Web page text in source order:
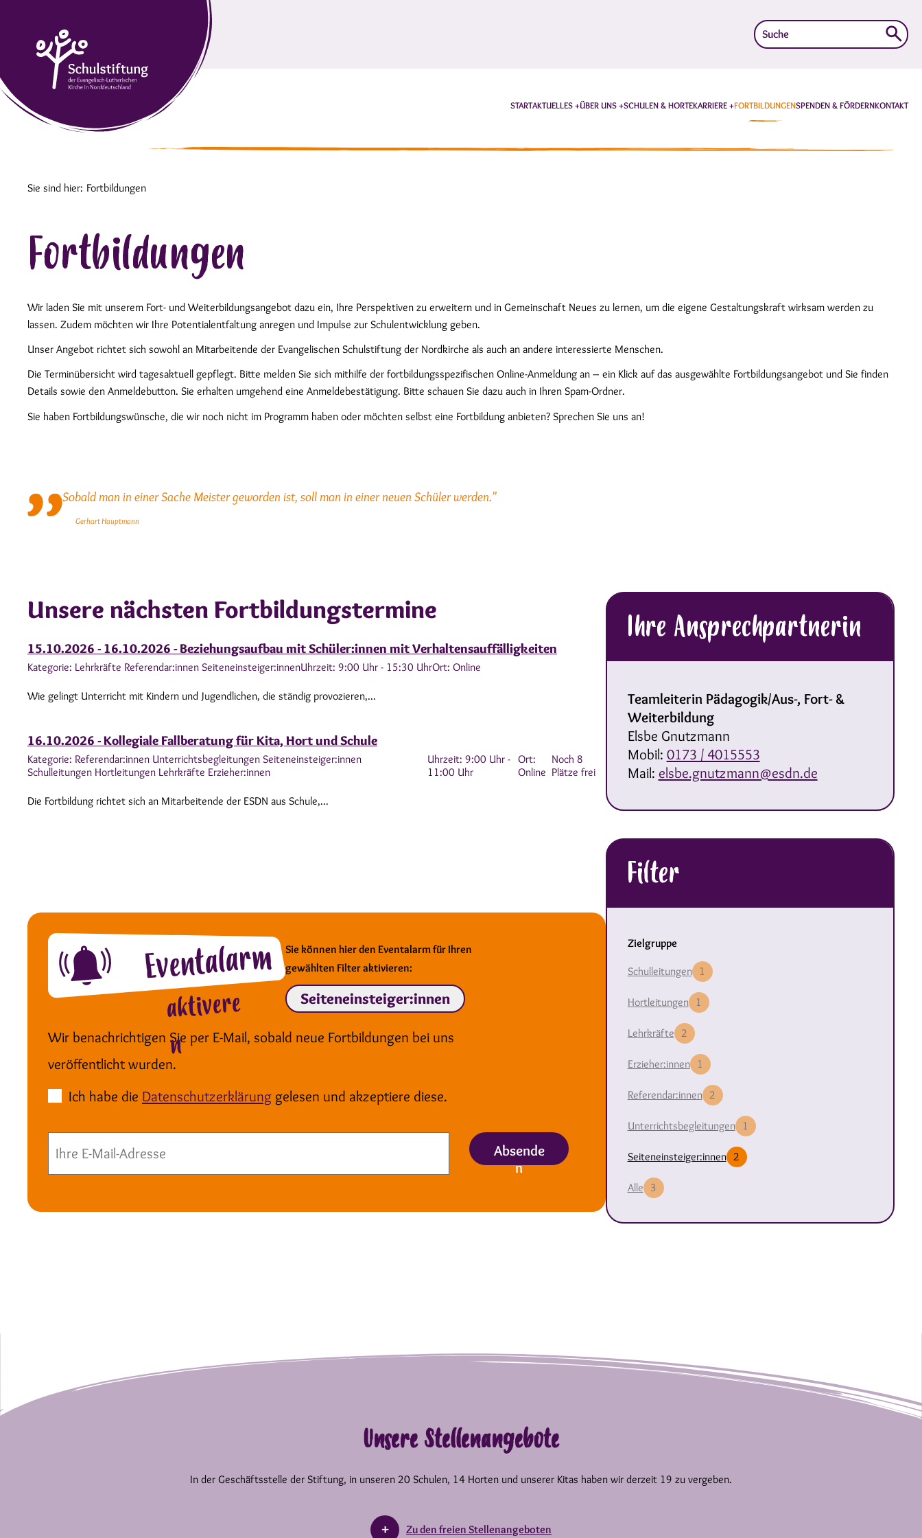
Suche
nach:
STARTAKTUELLES ÜBER UNS SCHULEN & HORTEKARRIERE FORTBILDUNGENSPENDEN & FÖRDERNKONTAKT
Sie sind hier: Fortbildungen
Fortbildungen
Wir laden Sie mit unserem Fort- und Weiterbildungsangebot dazu ein, Ihre Perspektiven zu erweitern und in Gemeinschaft Neues zu lernen, um die eigene Gestaltungskraft wirksam werden zu
lassen. Zudem möchten wir Ihre Potentialentfaltung anregen und Impulse zur Schulentwicklung geben.
Unser Angebot richtet sich sowohl an Mitarbeitende der Evangelischen Schulstiftung der Nordkirche als auch an andere interessierte Menschen.
Die Terminübersicht wird tagesaktuell gepflegt. Bitte melden Sie sich mithilfe der fortbildungsspezifischen Online-Anmeldung an – ein Klick auf das ausgewählte Fortbildungsangebot und Sie finden
Details sowie den Anmeldebutton. Sie erhalten umgehend eine Anmeldebestätigung. Bitte schauen Sie dazu auch in Ihren Spam-Ordner.
Sie haben Fortbildungswünsche, die wir noch nicht im Programm haben oder möchten selbst eine Fortbildung anbieten? Sprechen Sie uns an!
Sobald man in einer Sache Meister geworden ist, soll man in einer neuen Schüler werden."
Gerhart Hauptmann
Unsere nächsten Fortbildungstermine
15.10.2026 - 16.10.2026 - Beziehungsaufbau mit Schüler:innen mit Verhaltensauffälligkeiten
Kategorie: Lehrkräfte Referendar:innen Seiteneinsteiger:innenUhrzeit: 9:00 Uhr - 15:30 UhrOrt: Online
Wie gelingt Unterricht mit Kindern und Jugendlichen, die ständig provozieren,...
16.10.2026 - Kollegiale Fallberatung für Kita, Hort und Schule
Kategorie: Referendar:innen Unterrichtsbegleitungen Seiteneinsteiger:innen
Schulleitungen Hortleitungen Lehrkräfte Erzieher:innen
Uhrzeit: 9:00 Uhr -
11:00 Uhr
Ort:
Online
Noch 8
Plätze frei
Die Fortbildung richtet sich an Mitarbeitende der ESDN aus Schule,...
Eventalarm
aktivere
n
Sie können hier den Eventalarm für Ihren
gewählten Filter aktivieren:
Seiteneinsteiger:innen
Wir benachrichtigen Sie per E-Mail, sobald neue Fortbildungen bei uns
veröffentlicht wurden.
Ich habe die Datenschutzerklärung gelesen und akzeptiere diese.
Absende
n
Ihre Ansprechpartnerin
Teamleiterin Pädagogik/Aus-, Fort- &
Weiterbildung
Elsbe Gnutzmann
Mobil: 0173 / 4015553
Mail: elsbe.gnutzmann@esdn.de
Filter
Zielgruppe
Schulleitungen 1
Hortleitungen 1
Lehrkräfte 2
Erzieher:innen 1
Referendar:innen 2
Unterrichtsbegleitungen 1
Seiteneinsteiger:innen 2
Alle 3
Unsere Stellenangebote
In der Geschäftsstelle der Stiftung, in unseren 20 Schulen, 14 Horten und unserer Kitas haben wir derzeit 19 zu vergeben.
Zu den freien Stellenangeboten